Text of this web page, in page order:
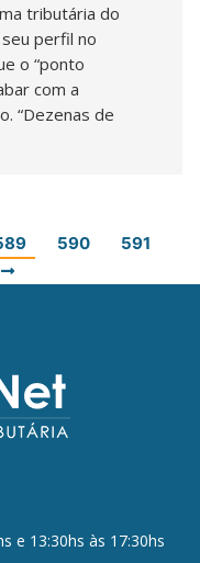
tributária do
perfil no
o “ponto
com a
“Dezenas de
590
591
e 13:30hs às 17:30hs